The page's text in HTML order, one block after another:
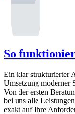
So
Ein klar strukturierter
Umsetzung moderner
Von der ersten
bei uns alle
exakt auf Ihre